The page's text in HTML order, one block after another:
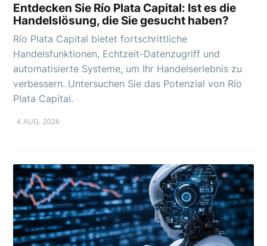
Entdecken Sie Río Plata Capital: Ist es die
Handelslösung, die Sie gesucht haben?
Río Plata Capital bietet fortschrittliche
Handelsfunktionen, Echtzeit-Datenzugriff und
automatisierte Systeme, um Ihr Handelserlebnis zu
verbessern. Untersuchen Sie das Potenzial von Río
Plata Capital.
4 AUG. 2026